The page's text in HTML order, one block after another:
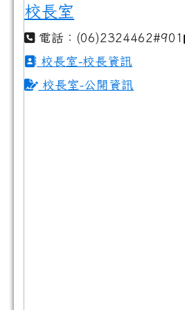
校長室
電話：(06)2324462#901
校長室-校長資訊
校長室-公開資訊